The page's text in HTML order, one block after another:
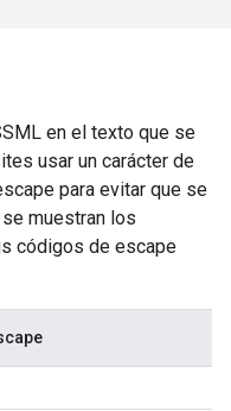
en el texto que se
usar un carácter de
para evitar que se
muestran los
códigos de escape